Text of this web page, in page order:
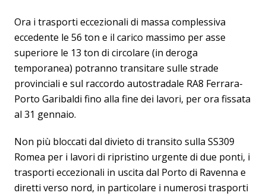
Ora i trasporti eccezionali di massa complessiva
eccedente le 56 ton e il carico massimo per asse
superiore le 13 ton di circolare (in deroga
temporanea) potranno transitare sulle strade
provinciali e sul raccordo autostradale RA8 Ferrara-
Porto Garibaldi fino alla fine dei lavori, per ora fissata
al 31 gennaio.
Non più bloccati dal divieto di transito sulla SS309
Romea per i lavori di ripristino urgente di due ponti, i
trasporti eccezionali in uscita dal Porto di Ravenna e
diretti verso nord, in particolare i numerosi trasporti